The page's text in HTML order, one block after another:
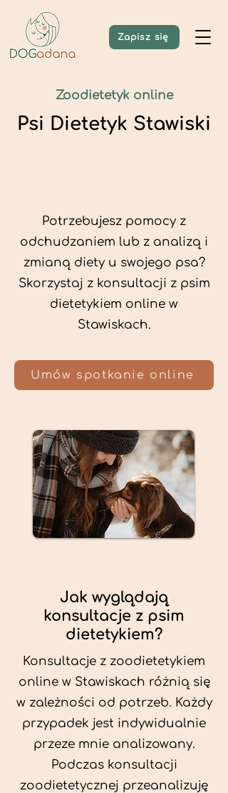
Zapisz się
Zoodietetyk online
Psi Dietetyk Stawiski
Potrzebujesz pomocy z
odchudzaniem lub z analizą i
zmianą diety u swojego psa?
Skorzystaj z konsultacji z psim
dietetykiem online w
Stawiskach.
Umów spotkanie online
Jak wyglądają
konsultacje z psim
dietetykiem?
Konsultacje z zoodietetykiem
online w Stawiskach różnią się
w zależności od potrzeb. Każdy
przypadek jest indywidualnie
przeze mnie analizowany.
Podczas konsultacji
zoodietetycznej przeanalizuję